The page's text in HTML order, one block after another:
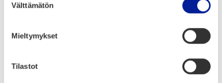
valinta
Välttämätön
Mieltymykset
Tilastot
mat